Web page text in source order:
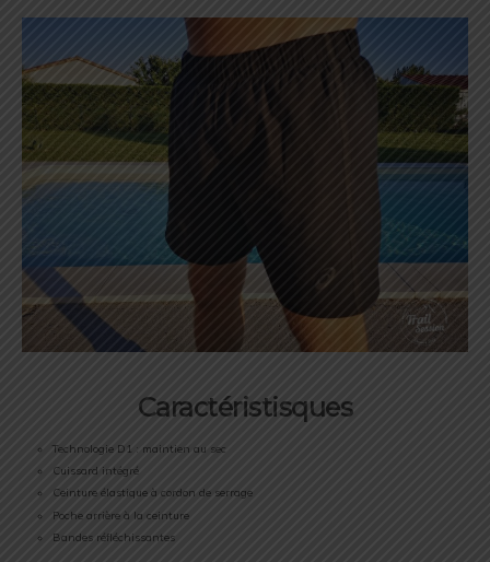
Caractéristisques
Technologie D1 : maintien au sec
Cuissard intégré
Ceinture élastique à cordon de serrage
Poche arrière à la ceinture
Bandes réfléchissantes